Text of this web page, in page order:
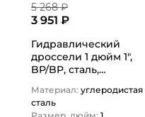
5 268 ₽
3 951 ₽
Гидравлический
дроссели 1 дюйм 1",
BP/BP, сталь,
LOCK
Материал: углеродистая
сталь